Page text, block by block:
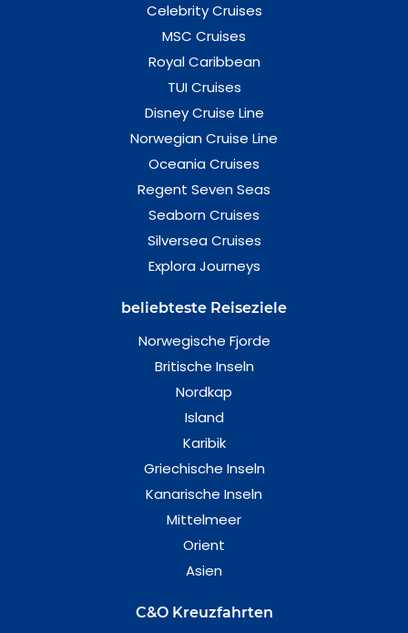
Celebrity Cruises
MSC Cruises
Royal Caribbean
TUI Cruises
Disney Cruise Line
Norwegian Cruise Line
Oceania Cruises
Regent Seven Seas
Seaborn Cruises
Silversea Cruises
Explora Journeys
beliebteste Reiseziele
Norwegische Fjorde
Britische Inseln
Nordkap
Island
Karibik
Griechische Inseln
Kanarische Inseln
Mittelmeer
Orient
Asien
C&O Kreuzfahrten